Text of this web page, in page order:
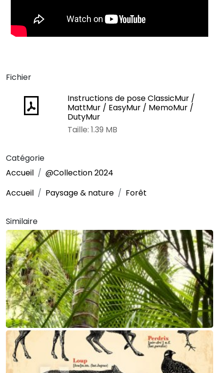
Fichier
Instructions de pose ClassicMur /
MattMur / EasyMur / MemoMur /
DutyMur
Taille: 1.39 MB
Catégorie
Accueil
@Collection 2024
Accueil
Paysage & nature Forêt
Similaire